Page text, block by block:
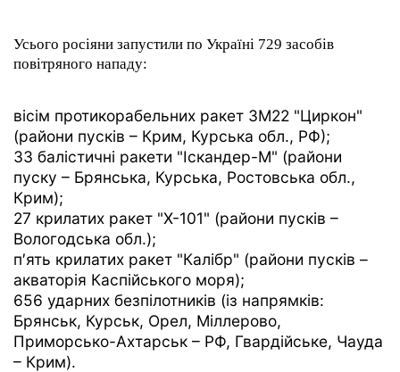
Усього росіяни запустили по Україні 729 засобів
повітряного нападу:
вісім протикорабельних ракет 3М22 "Циркон"
(райони пусків – Крим, Курська обл., РФ);
33 балістичні ракети "Іскандер-М" (райони
пуску – Брянська, Курська, Ростовська обл.,
Крим);
27 крилатих ракет "Х-101" (райони пусків –
Вологодська обл.);
п′ять крилатих ракет "Калібр" (райони пусків –
акваторія Каспійського моря);
656 ударних безпілотників (із напрямків:
Брянськ, Курськ, Орел, Міллерово,
Приморсько-Ахтарськ – РФ, Гвардійське, Чауда
– Крим).